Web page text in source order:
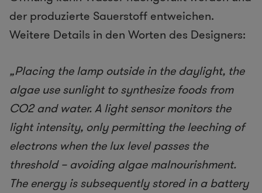
der produzierte Sauerstoff entweichen.
Weitere Details in den Worten des Designers:
„Placing the lamp outside in the daylight, the
algae use sunlight to synthesize foods from
CO2 and water. A light sensor monitors the
light intensity, only permitting the leeching of
electrons when the lux level passes the
threshold – avoiding algae malnourishment.
The energy is subsequently stored in a battery